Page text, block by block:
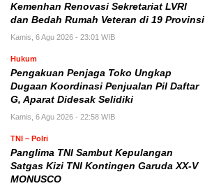
Kemenhan Renovasi Sekretariat LVRI
dan Bedah Rumah Veteran di 19 Provinsi
Kamis, 6 Agu 2026 - 23:01 WIB
Hukum
Pengakuan Penjaga Toko Ungkap
Dugaan Koordinasi Penjualan Pil Daftar
G, Aparat Didesak Selidiki
Kamis, 6 Agu 2026 - 22:58 WIB
TNI – Polri
Panglima TNI Sambut Kepulangan
Satgas Kizi TNI Kontingen Garuda XX-V
MONUSCO